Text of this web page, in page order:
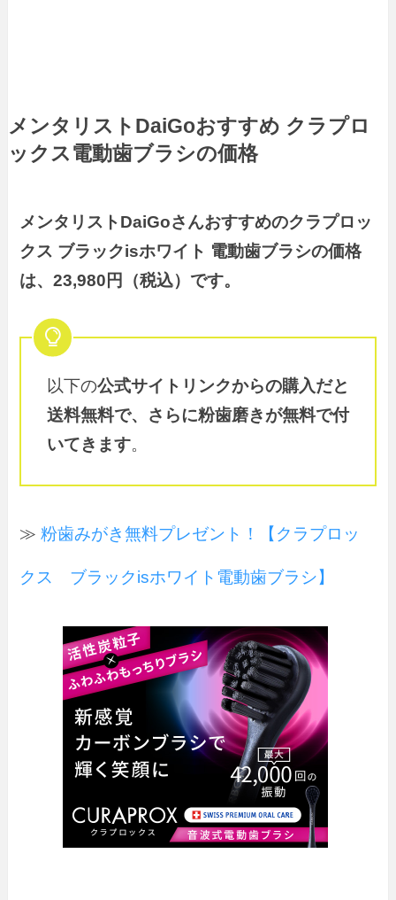
メンタリストDaiGoおすすめ クラプロ
ックス電動歯ブラシの価格
メンタリストDaiGoさんおすすめのクラプロッ
クス ブラックisホワイト 電動歯ブラシの価格
は、23,980 円（税込）です。
以下の公式サイトリンクからの購入だと
送料無料で、さらに粉歯磨きが無料で付
いてきます。
≫粉歯みがき無料プレゼント！【クラプロッ
クス ブラックisホワイト電動歯ブラシ】